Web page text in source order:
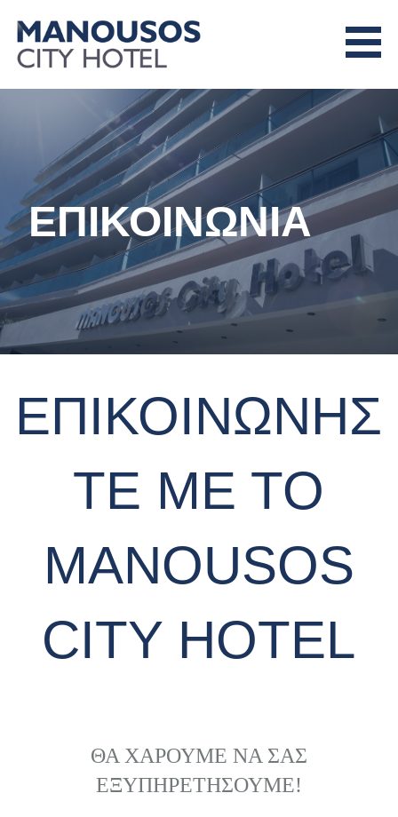
content
MANOUSOS CITY HOTEL
ΕΠΙΚΟΙΝΩΝΙΑ
ΕΠΙΚΟΙΝΩΝΗΣ
ΤΕ ΜΕ ΤΟ
MANOUSOS
CITY HOTEL
ΘΑ ΧΑΡΟΥΜΕ ΝΑ ΣΑΣ
ΕΞΥΠΗΡΕΤΗΣΟΥΜΕ!